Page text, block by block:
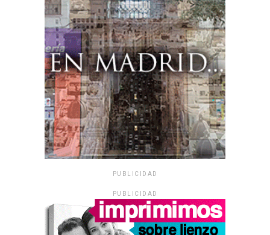
PUBLICIDAD
PUBLICIDAD